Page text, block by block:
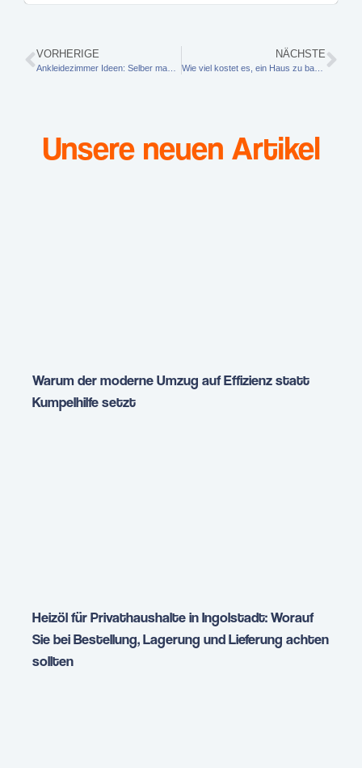
VORHERIGE
Ankleidezimmer Ideen: Selber machen ist im Trend
NÄCHSTE
Wie viel kostet es, ein Haus zu bauen?
Unsere neuen Artikel
Warum der moderne Umzug auf Effizienz statt
Kumpelhilfe setzt
Heizöl für Privathaushalte in Ingolstadt: Worauf
Sie bei Bestellung, Lagerung und Lieferung achten
sollten